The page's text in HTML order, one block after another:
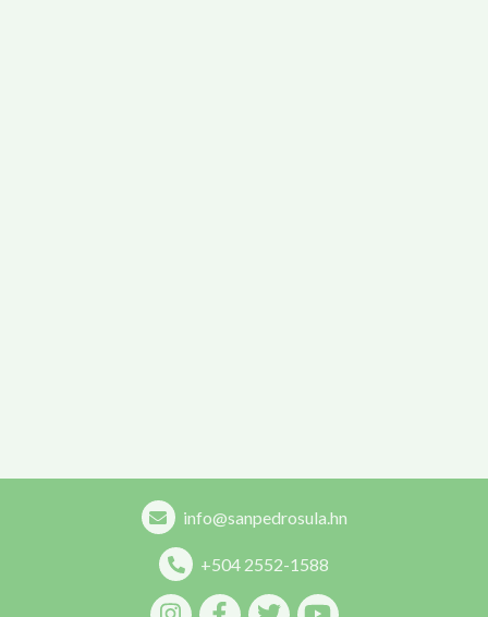
info@sanpedrosula.hn
+504 2552-1588